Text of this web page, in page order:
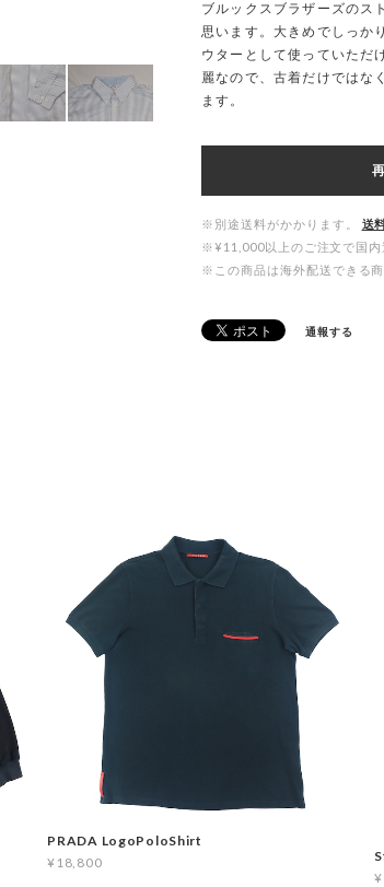
ブルックスブラザーズのス
思います。大きめでしっか
ウターとして使っていただ
麗なので、古着だけではな
ます。
※別途送料がかかります。
送
※¥11,000以上のご注文で国内
※この商品は海外配送できる商
通報する
PRADA LogoPoloShirt
¥18,800